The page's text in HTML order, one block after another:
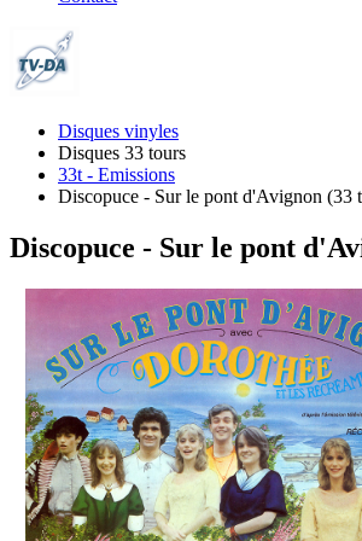
Disques vinyles
Disques 33 tours
33t - Emissions
Discopuce - Sur le pont d'Avignon (33
Discopuce - Sur le pont